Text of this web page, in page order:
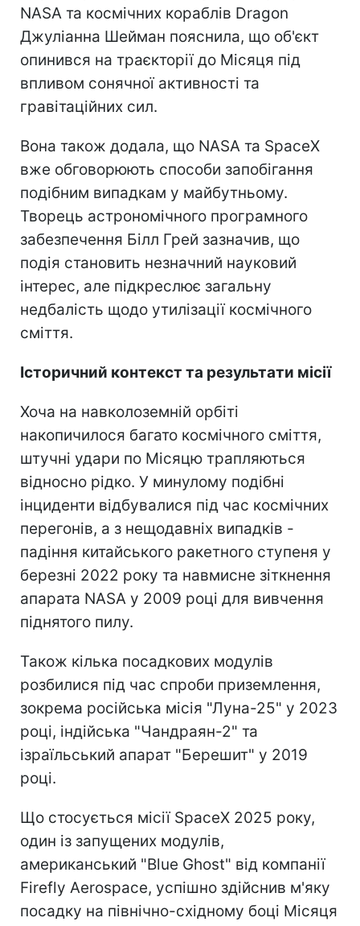
NASA та космічних кораблів Dragon
Джуліанна Шейман пояснила, що об'єкт
опинився на траєкторії до Місяця під
впливом сонячної активності та
гравітаційних сил.
Вона також додала, що NASA та SpaceX
вже обговорюють способи запобігання
подібним випадкам у майбутньому.
Творець астрономічного програмного
забезпечення Білл Грей зазначив, що
подія становить незначний науковий
інтерес, але підкреслює загальну
недбалість щодо утилізації космічного
сміття.
Історичний контекст та результати місії
Хоча на навколоземній орбіті
накопичилося багато космічного сміття,
штучні удари по Місяцю трапляються
відносно рідко. У минулому подібні
інциденти відбувалися під час космічних
перегонів, а з нещодавніх випадків -
падіння китайського ракетного ступеня у
березні 2022 року та навмисне зіткнення
апарата NASA у 2009 році для вивчення
піднятого пилу.
Також кілька посадкових модулів
розбилися під час спроби приземлення,
зокрема російська місія "Луна-25" у 2023
році, індійська "Чандраян-2" та
ізраїльський апарат "Берешит" у 2019
році.
Що стосується місії SpaceX 2025 року,
один із запущених модулів,
американський "Blue Ghost" від компанії
Firefly Aerospace, успішно здійснив м'яку
посадку на північно-східному боці Місяця